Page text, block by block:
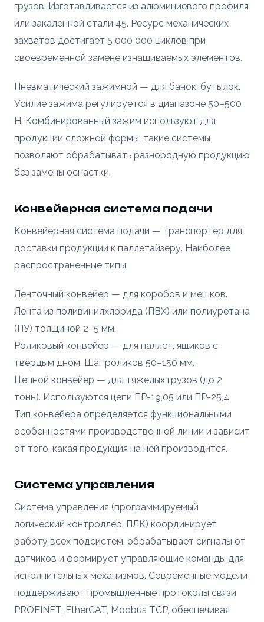
грузов. Изготавливается из алюминиевого профиля
или закаленной стали 45. Ресурс механических
захватов достигает 5 000 000 циклов при
своевременной замене изнашиваемых элементов.
Пневматический зажимной — для банок, бутылок.
Усилие зажима регулируется в диапазоне 50–500
Н. Комбинированный зажим используют для
продукции сложной формы: такие системы
позволяют обрабатывать разнородную продукцию
без замены оснастки.
Конвейерная система подачи
Конвейерная система подачи — транспортер для
доставки продукции к паллетайзеру. Наиболее
распространенные типы:
Ленточный конвейер — для коробов и мешков.
Лента из поливинилхлорида (ПВХ) или полиуретана
(ПУ) толщиной 2–5 мм.
Роликовый конвейер — для паллет, ящиков с
твердым дном. Шаг роликов 50–150 мм.
Цепной конвейер — для тяжелых грузов (до 2
тонн). Используются цепи ПР-19,05 или ПР-25,4.
Тип конвейера определяется функциональными
особенностями производственной линии и зависит
от того, какая продукция на ней производится.
Система управления
Система управления (программируемый
логический контроллер, ПЛК) координирует
работу всех подсистем, обрабатывает сигналы от
датчиков и формирует управляющие команды для
исполнительных механизмов. Современные модели
поддерживают промышленные протоколы связи
PROFINET, EtherCAT, Modbus TCP, обеспечивая